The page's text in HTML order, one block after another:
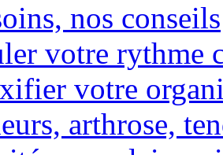
nos conseils
votre rythme
votre
arthrose,